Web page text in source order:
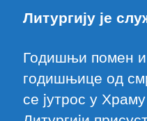
Литургију је
Годишњи помен и
годишњице од
се jутрос у